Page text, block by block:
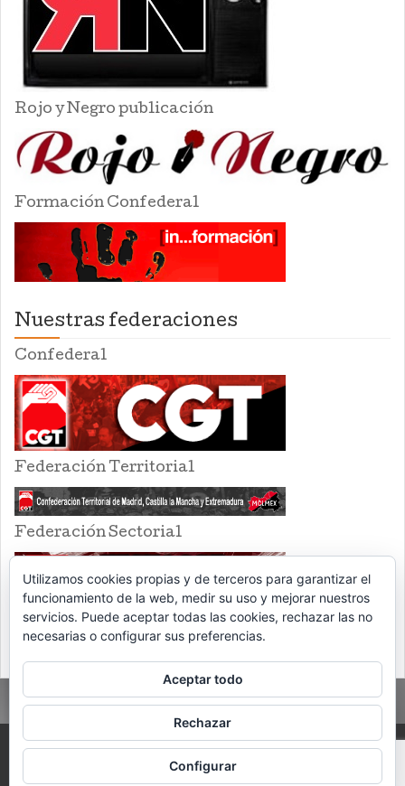
Rojo y Negro publicación
Formación Confederal
Nuestras federaciones
Confederal
Federación Territorial
Federación Sectorial
PROUDLY POWERED BY WORDPRESS THEME: EVENTBRITE SINGLE EVENT
Utilizamos cookies propias y de terceros para garantizar el
funcionamiento de la web, medir su uso y mejorar nuestros
servicios. Puede aceptar todas las cookies, rechazar las no
necesarias o configurar sus preferencias.
Aceptar todo
Rechazar
Configurar